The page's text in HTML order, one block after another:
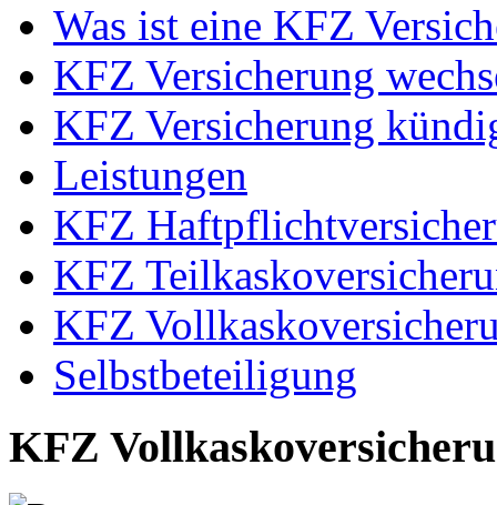
Was ist eine KFZ
KFZ Versicherung
KFZ Versicherung
Leistungen
KFZ
KFZ
KFZ
Selbstbeteiligung
KFZ